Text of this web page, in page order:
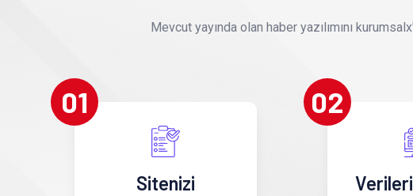
Mevcut yayında olan haber yazılımını
01
Sitenizi
02